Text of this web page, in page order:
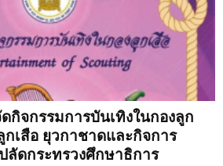
กิจกรรมการบันเทิงในกองลูก
เสือ ยุวกาชาดและกิจการ
ลัดกระทรวงศึกษาธิการ